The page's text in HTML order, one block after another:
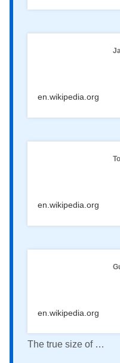
en.wikipedia.org
en.wikipedia.org
en.wikipedia.org
The true size of …